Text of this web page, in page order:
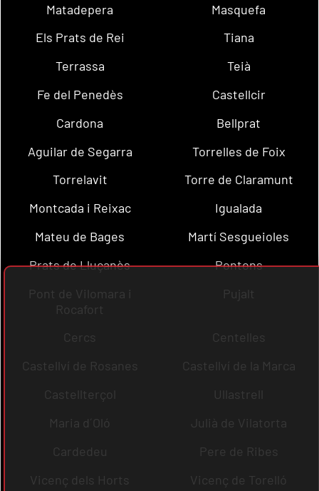
Matadepera
Masquefa
Els Prats de Rei
Tiana
Terrassa
Teià
Fe del Penedès
Castellcir
Cardona
Bellprat
Aguilar de Segarra
Torrelles de Foix
Torrelavit
Torre de Claramunt
Montcada i Reixac
Igualada
Mateu de Bages
Martí Sesgueioles
Prats de Lluçanès
Pontons
Pont de Vilomara i
Rocafort
Pujalt
Cercs
Centelles
Castellví de Rosanes
Castellví de la Marca
Castellterçol
Ullastrell
Maria d´Oló
Julià de Vilatorta
Cardedeu
Pere de Ribes
Vicenç dels Horts
Vicenç de Torelló